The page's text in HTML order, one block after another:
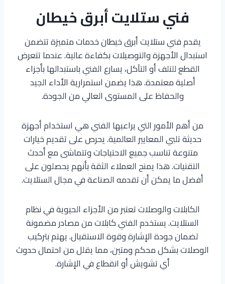
فني ستلايت أبرق خيطان
يقدم فني ستلايت أبرق خيطان خدمات متميزة تتضمن
استبدال الأجهزة والتوصيلات بكفاءة عالية. عندما تتعرض
القطع للتلف أو التآكل، يسارع الفني باستبدالها بأجزاء
أصلية معتمدة. هذا يضمن استمرارية الأداء الجيد
والحفاظ على المستوى العالي من الجودة.
من أهم الأمور التي يراعيها الفني هي استخدام أجهزة
حديثة تلبي المعايير العالمية. يحرص على تقديم خيارات
متنوعة تناسب جميع الاحتياجات وتتماشى مع أحدث
التقنيات. هذا يمنح العملاء الثقة بأنهم يحصلون على
أفضل ما يمكن أن تقدمه الصناعة في مجال الستلايت.
الكابلات والوصلات تعتبر من الأجزاء الحيوية في نظام
الستلايت. يستخدم الفني كابلات من مصادر مضمونة
لضمان جودة الإشارة وقوة الاستقبال. يهتم بتركيب
الوصلات بشكل محكم ومتين، مما يقلل من احتمال حدوث
أي تشويش أو انقطاع في الإشارة.